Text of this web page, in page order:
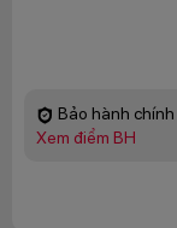
Bảo hành
Xem điểm BH